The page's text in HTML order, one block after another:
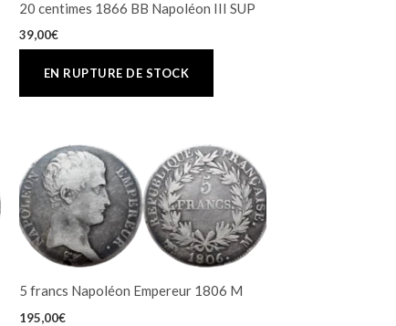
20 centimes 1866 BB Napoléon III SUP
39,00€
5 francs Napoléon Empereur 1806 M
195,00€